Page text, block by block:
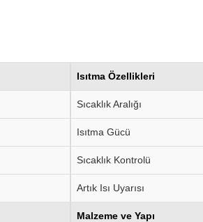
Isıtma Özellikleri
Sıcaklık Aralığı
Isıtma Gücü
Sıcaklık Kontrolü
Artık Isı Uyarısı
Malzeme ve Yapı